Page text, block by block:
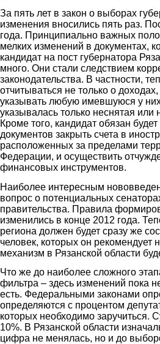
За пять лет в закон о выборах
изменения вносились пять раз.
года. Принципиально важных
мелких изменений в документах,
кандидат на пост губернатора
много. Они стали следствием
законодательства. В частности,
отчитываться не только о
указывать любую имевшуюся у
указывалась только неснятая или
Кроме того, кандидат обязан
документов закрыть счета в
расположенных за пределами
Федерации, и осуществить
финансовых инструментов.
Наиболее интересным
вопрос о потенциальных
правительства. Правила
изменились в конце 2012 года.
региона должен будет сразу же
человек, которых он рекомендует
механизм в Рязанской области
Что же до наиболее сложного
фильтра – здесь изменений пока
есть. Федеральными законами
определяются с процентом
которых необходимо заручиться.
10%. В Рязанской области
цифра не менялась, но и до